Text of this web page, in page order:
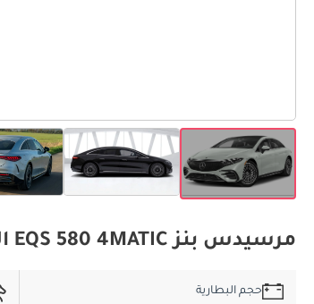
مرسيدس بنز EQS 580 4MATIC المواصفات الأساسية
حجم البطارية